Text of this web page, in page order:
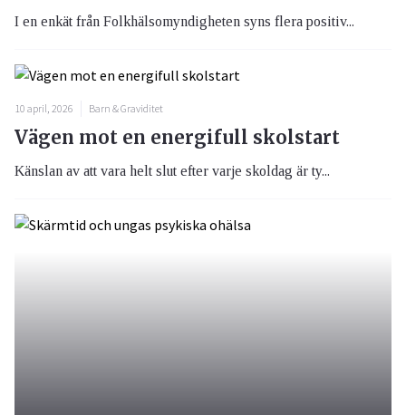
I en enkät från Folkhälsomyndigheten syns flera positiv...
10 april, 2026 Barn & Graviditet
Vägen mot en energifull skolstart
Känslan av att vara helt slut efter varje skoldag är ty...